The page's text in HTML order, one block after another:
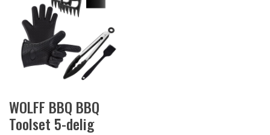
WOLFF BBQ BBQ
Toolset 5-delig